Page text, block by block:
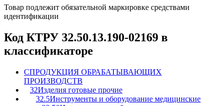
Товар подлежит обязательной маркировке средствами
идентификации
Код КТРУ 32.50.13.190-02169 в
классификаторе
CПРОДУКЦИЯ ОБРАБАТЫВАЮЩИХ
ПРОИЗВОДСТВ
32Изделия готовые прочие
32.5Инструменты и оборудование медицинские